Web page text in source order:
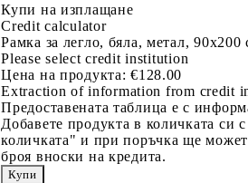
Купи на изплащане
Credit calculator
Рамка за легло, бяла, метал, 90x200
Please select credit institution
Цена на продукта: €128.00
Extraction of information from credit
Предоставената таблица е с
Добавете продукта в количката си
количката" и при поръчка ще
броя вноски на кредита.